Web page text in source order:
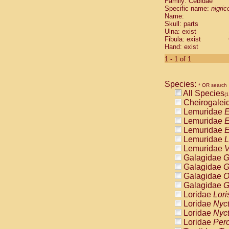
Cebidae
Cebidae
Cebidae
Cebidae
Cebidae
Cebidae
Cebidae
Cebidae
Cebidae
Cebidae
Cebidae
Cebidae
Atelidae
Atelidae
Atelidae
Atelidae
Atelidae
Atelidae
Atelidae
Atelidae
Atelidae
Atelidae
Pitheciidae
Specific name:
Name:
Skull: parts
Ulna: exist
Fibula: exist
Hand: exist
1 - 1 of 1
Species: * OR search
All Species
Lemuridae
Lemuridae
Lemuridae
Lemuridae
Lemuridae
Galagidae
Galagidae
Galagidae
Galagidae
Loridae
Loridae
Loridae
Loridae